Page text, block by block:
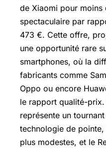
de Xiaomi pour
spectaculaire par
473 €. Cette offre,
une opportunité rare
smartphones, où la
fabricants comme
Oppo ou encore
le rapport qualité-
représente un
technologie de
plus modestes, et le